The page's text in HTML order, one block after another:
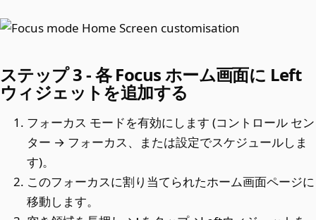
ステップ 3 - 各 Focus ホーム画面に Left
ウィジェットを追加する
フォーカス モードを有効にします (コントロール セン
ター → フォーカス、または設定でスケジュールしま
す)。
このフォーカスに割り当てられたホーム画面ページに
移動します。